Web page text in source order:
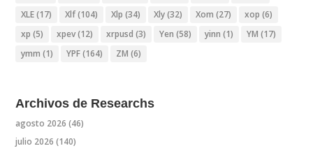
XLE(17) Xlf(104) Xlp (34) Xly(32) Xom (27) xop (6)
xp (5) xpev(12) xrpusd (3) Yen (58) yinn (1) YM (17)
ymm (1) YPF(164) ZM (6)
Archivos de Researchs
agosto 2026 (46)
julio 2026 (140)